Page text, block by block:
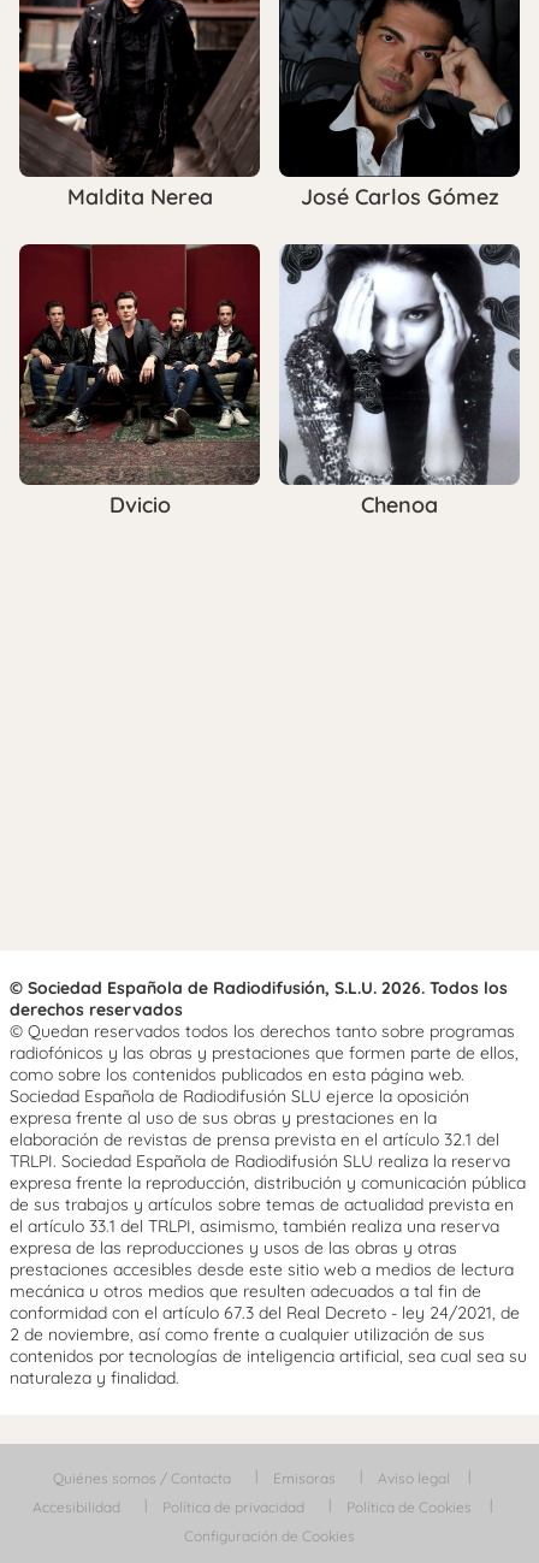
Maldita Nerea José Carlos Gómez
Dvicio Chenoa
© Sociedad Española de Radiodifusión, S.L.U. 2026. Todos los
derechos reservados
© Quedan reservados todos los derechos tanto sobre programas
radiofónicos y las obras y prestaciones que formen parte de ellos,
como sobre los contenidos publicados en esta página web.
Sociedad Española de Radiodifusión SLU ejerce la oposición
expresa frente al uso de sus obras y prestaciones en la
elaboración de revistas de prensa prevista en el artículo 32.1 del
TRLPI. Sociedad Española de Radiodifusión SLU realiza la reserva
expresa frente la reproducción, distribución y comunicación pública
de sus trabajos y artículos sobre temas de actualidad prevista en
el artículo 33.1 del TRLPI, asimismo, también realiza una reserva
expresa de las reproducciones y usos de las obras y otras
prestaciones accesibles desde este sitio web a medios de lectura
mecánica u otros medios que resulten adecuados a tal fin de
conformidad con el artículo 67.3 del Real Decreto - ley 24/2021, de
2 de noviembre, así como frente a cualquier utilización de sus
contenidos por tecnologías de inteligencia artificial, sea cual sea su
naturaleza y finalidad.
Quiénes somos / Contacta Emisoras
Aviso legal
Accesibilidad
Política de privacidad
Política de Cookies
Configuración de Cookies